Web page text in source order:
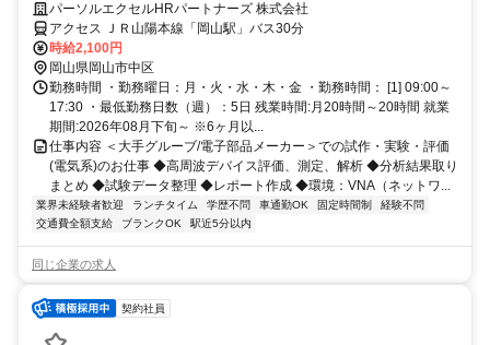
方も、ご相談ください。岡山駅★大手電子部品メーカーでのお仕事で
す。
パーソルエクセルHRパートナーズ 株式会社
アクセス ＪＲ山陽本線「岡山駅」バス30分
時給2,100円
岡山県岡山市中区
勤務時間 ・勤務曜日：月・火・水・木・金 ・勤務時間： [1] 09:00～
17:30 ・最低勤務日数（週）：5日 残業時間:月20時間～20時間 就業
期間:2026年08月下旬～ ※6ヶ月以...
仕事内容 ＜大手グルーブ/電子部品メーカー＞での試作・実験・評価
(電気系)のお仕事 ◆高周波デバイス評価、測定、解析 ◆分析結果取り
まとめ ◆試験データ整理 ◆レポート作成 ◆環境：VNA（ネットワ...
業界未経験者歓迎 ランチタイム 学歴不問 車通勤OK 固定時間制
経験不問
交通費全額支給
ブランクOK 駅近5分以内
同じ企業の求人
契約社員